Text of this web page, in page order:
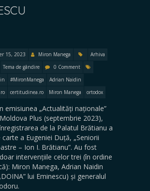
15, 2023 Miron Manega
Arhiva
Tema de gândire
0 Comment
#MironManega
Adrian Naidin
certitudinea.ro Miron Manega ortodox
emisiunea „Actualități naționale”
Plus (septembrie 2023),
de la Palatul Brătianu a
carte a Eugeniei Duță, „Seniorii
– Ion I. Brătianu”. Au fost
intervențiile celor trei (în ordine
Miron Manega, Adrian Naidin
lui Eminescu) și generalul